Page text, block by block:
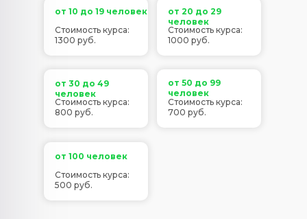
от 10 до 19 человек
от 20 до 29
человек
от 30 до 49
человек
от 50 до 99
человек
от 100 человек
Стоимость курса:
1300 руб.
Стоимость курса:
1000 руб.
Стоимость курса:
800 руб.
Стоимость курса:
700 руб.
Стоимость курса:
500 руб.